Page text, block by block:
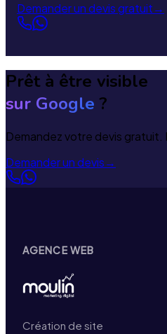
Demander un devis gratuit→
Prêt à être visible
sur Google ?
Demandez votre devis gratuit.
Demander un devis→
AGENCE WEB
Création de site